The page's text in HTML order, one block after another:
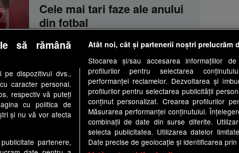
Cele mai tari faze ale anului
din fotbal
NEATZA CU RAZVAN SI DANI• pe
11.01.2016 la 08:31
Smiley news: Un fan al
echipei Manchester United
adoarme pe stadion
să rămână
pe dispozitivul dvs.,
caracter personal.
respectiv vă puteți
cu politica de
și nu vă vor afecta
partenere,
Atât noi, cât și partenerii noștri prelucrăm
Stocarea și/sau accesarea informațiilor
profilurilor pentru selectarea
performanței reclamelor. Dezvoltarea și
profilurilor pentru selectarea publicității
conținut personalizat. Crearea profilurilor
Măsurarea performanței conținutului.
combinații de date din surse diferite.
selecta publicitatea. Utilizarea datelor
Date precise de geolocație și identificarea